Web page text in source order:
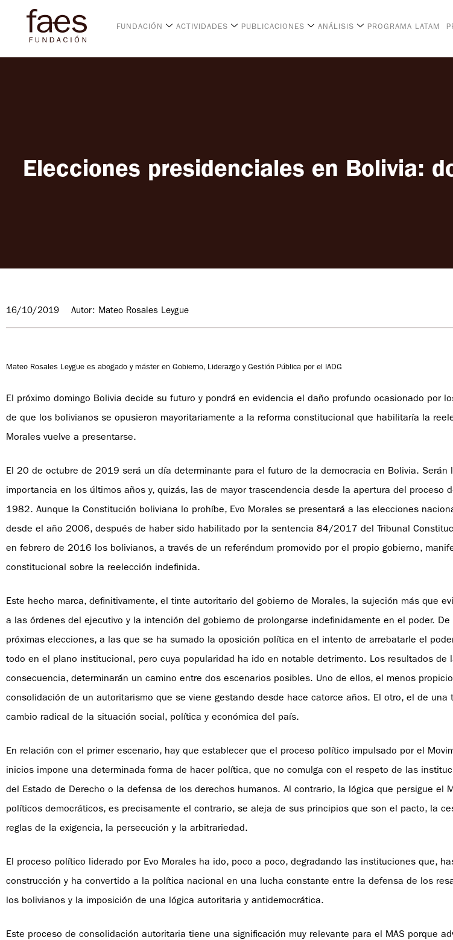
FUNDACIÓN ACTIVIDADES PUBLICACIONES ANÁLISIS PROGRAMA LATAM
Elecciones presidenciales en Bolivia:
16/10/2019 Autor: Mateo Rosales Leygue
Mateo Rosales Leygue es abogado y máster en Gobierno, Liderazgo y Gestión Pública por el IADG
El próximo domingo Bolivia decide su futuro y pondrá en evidencia el daño profundo ocasionado por
de que los bolivianos se opusieron mayoritariamente a la reforma constitucional que habilitaría la
Morales vuelve a presentarse.
El 20 de octubre de 2019 será un día determinante para el futuro de la democracia en Bolivia. Serán
importancia en los últimos años y, quizás, las de mayor trascendencia desde la apertura del proceso
1982. Aunque la Constitución boliviana lo prohíbe, Evo Morales se presentará a las elecciones
desde el año 2006, después de haber sido habilitado por la sentencia 84/2017 del Tribunal
en febrero de 2016 los bolivianos, a través de un referéndum promovido por el propio gobierno,
constitucional sobre la reelección indefinida.
Este hecho marca, definitivamente, el tinte autoritario del gobierno de Morales, la sujeción más que
a las órdenes del ejecutivo y la intención del gobierno de prolongarse indefinidamente en el poder.
próximas elecciones, a las que se ha sumado la oposición política en el intento de arrebatarle el
todo en el plano institucional, pero cuya popularidad ha ido en notable detrimento. Los resultados de
consecuencia, determinarán un camino entre dos escenarios posibles. Uno de ellos, el menos
consolidación de un autoritarismo que se viene gestando desde hace catorce años. El otro, el de una
cambio radical de la situación social, política y económica del país.
En relación con el primer escenario, hay que establecer que el proceso político impulsado por el
inicios impone una determinada forma de hacer política, que no comulga con el respeto de las
del Estado de Derecho o la defensa de los derechos humanos. Al contrario, la lógica que persigue el
políticos democráticos, es precisamente el contrario, se aleja de sus principios que son el pacto, la
reglas de la exigencia, la persecución y la arbitrariedad.
El proceso político liderado por Evo Morales ha ido, poco a poco, degradando las instituciones que,
construcción y ha convertido a la política nacional en una lucha constante entre la defensa de los
los bolivianos y la imposición de una lógica autoritaria y antidemocrática.
Este proceso de consolidación autoritaria tiene una significación muy relevante para el MAS porque